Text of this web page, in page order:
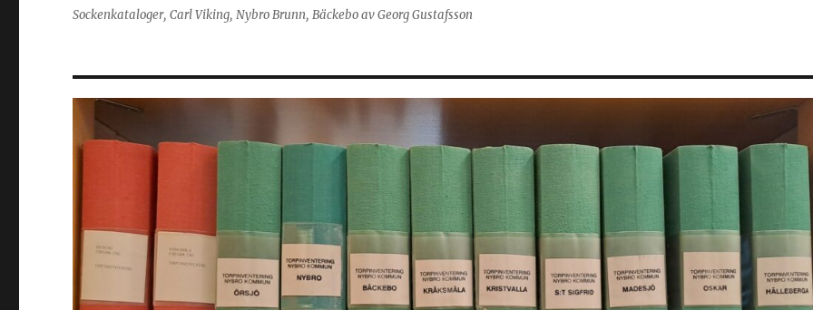
Sockenkataloger, Carl Viking, Nybro Brunn, Bäckebo av Georg Gustafsson